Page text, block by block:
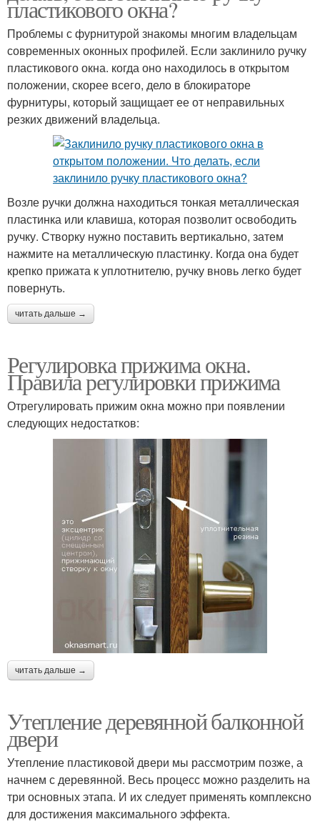
пластикового окна?
Проблемы с фурнитурой знакомы многим владельцам
современных оконных профилей. Если заклинило ручку
пластикового окна. когда оно находилось в открытом
положении, скорее всего, дело в блокираторе
фурнитуры, который защищает ее от неправильных
резких движений владельца.
Возле ручки должна находиться тонкая металлическая
пластинка или клавиша, которая позволит освободить
ручку. Створку нужно поставить вертикально, затем
нажмите на металлическую пластинку. Когда она будет
крепко прижата к уплотнителю, ручку вновь легко будет
повернуть.
читать дальше →
Регулировка прижима окна.
Правила регулировки прижима
Отрегулировать прижим окна можно при появлении
следующих недостатков:
читать дальше →
Утепление деревянной балконной
двери
Утепление пластиковой двери мы рассмотрим позже, а
начнем с деревянной. Весь процесс можно разделить на
три основных этапа. И их следует применять комплексно
для достижения максимального эффекта.